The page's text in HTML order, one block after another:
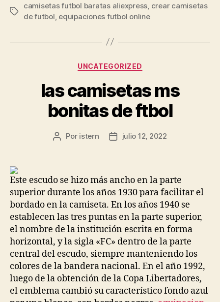
Etiquetas
camisetas futbol baratas aliexpress crear camisetas
de futbol equipaciones futbol online
Categorías
UNCATEGORIZED
las camisetas ms
bonitas de ftbol
Autor
Por istern
Fechajulio 12, 2022
Este escudo se hizo más ancho en la parte
superior durante los años 1930 para facilitar el
bordado en la camiseta. En los años 1940 se
establecen las tres puntas en la parte superior,
el nombre de la institución escrita en forma
horizontal, y la sigla «FC» dentro de la parte
central del escudo, siempre manteniendo los
colores de la bandera nacional. En el año 1992,
luego de la obtención de la Copa Libertadores,
el emblema cambió su característico fondo azul